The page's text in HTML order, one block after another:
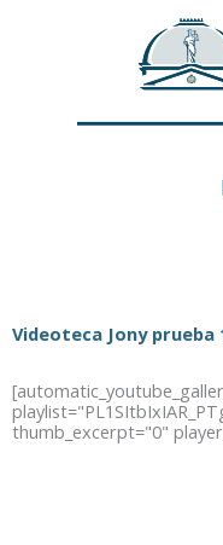
Videoteca Jony prueba
thumb_excerpt="0"